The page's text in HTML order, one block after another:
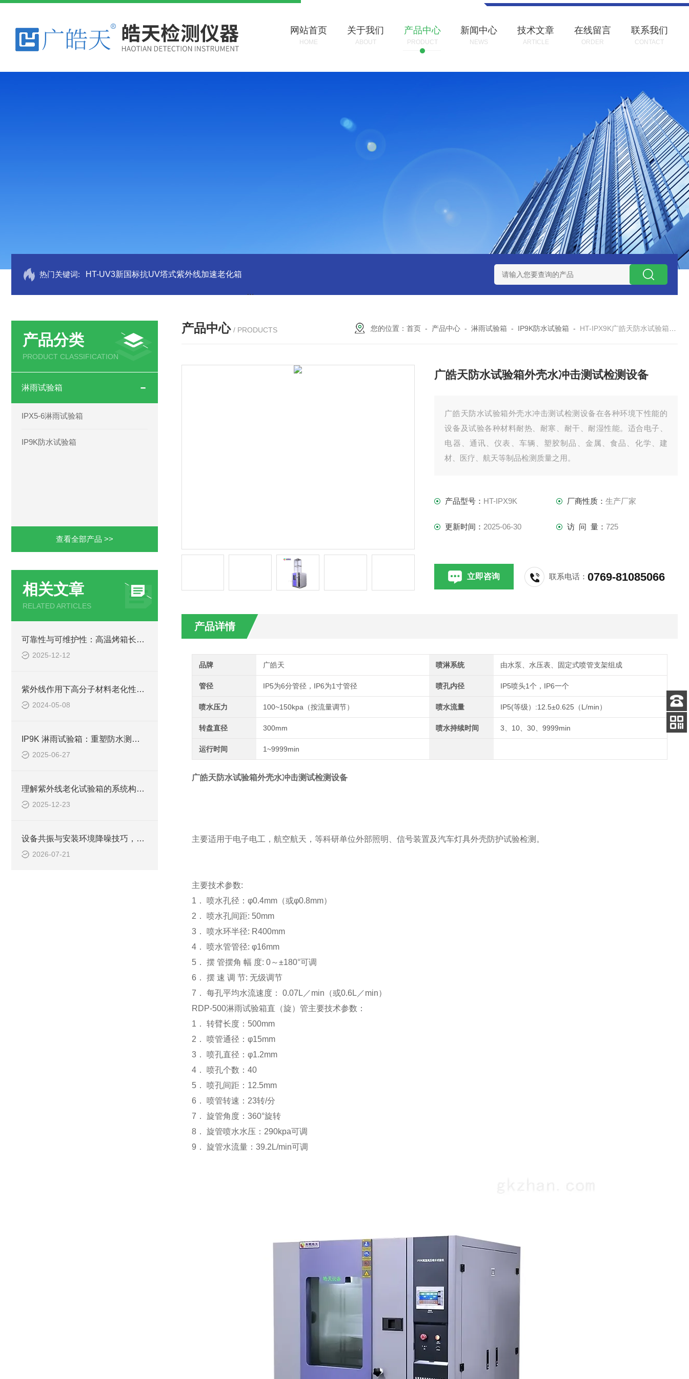
网站首页
HOME
关于我们
ABOUT
产品中心
PRODUCT
新闻中心
NEWS
技术文章
ARTICLE
在线留言
ORDER
联系我们
CONTACT
热门关键词: HT-UV3新国标抗UV塔式紫外线加速老化箱 SH-160广皓天新国标温湿度盐雾试验箱保养维修 SMD-210PF-
产品分类
PRODUCT CLASSIFICATION
淋雨试验箱
IPX5-6淋雨试验箱
IP9K防水试验箱
查看全部产品 >>
相关文章
RELATED ARTICLES
可靠性与可维护性：高温烤箱长期稳定运行的支撑
2025-12-12
紫外线作用下高分子材料老化性能及应对策略
2024-05-08
IP9K 淋雨试验箱：重塑防水测试标准，赋能智能制造品质升级
2025-06-27
理解紫外线老化试验箱的系统构成与保养逻辑
2025-12-23
设备共振与安装环境降噪技巧，解决后期异常噪音叠加问题
2026-07-21
产品中心 / PRODUCTS 您的位置：首页 - 产品中心 -淋雨试验箱 - IP9K防水试验箱 - HT-IPX9K广皓天防水试验箱外壳水冲击测试检测设备
广皓天防水试验箱外壳水冲击测试检测设备
广皓天防水试验箱外壳水冲击测试检测设备在各种环境下性能的
设备及试验各种材料耐热、耐寒、耐干、耐湿性能。适合电子、
电器、通讯、仪表、车辆、塑胶制品、金属、食品、化学、建
材、医疗、航天等制品检测质量之用。
产品型号： HT-IPX9K 厂商性质： 生产厂家
更新时间： 2025-06-30 访 问 量： 725
立即咨询 联系电话：0769-81085066
产品详情
品牌 广皓天 喷淋系统 由水泵、水压表、固定式喷管支架组成
管径 IP5为6分管径，IP6为1寸管径 喷孔内径 IP5喷头1个，IP6一个
喷水压力 100~150kpa（按流量调节） 喷水流量 IP5(等级）:12.5±0.625（L/min）
转盘直径 300mm 喷水持续时间 3、10、30、9999min
运行时间 1~9999min
广皓天防水试验箱外壳水冲击测试检测设备
主要适用于电子电工，航空航天，等科研单位外部照明、信号装置及汽车灯具外壳防护试验检测。
主要技术参数:
1． 喷水孔径：φ0.4mm（或φ0.8mm）
2． 喷水孔间距: 50mm
3． 喷水环半径: R400mm
4． 喷水管管径: φ16mm
5． 摆 管摆角 幅 度: 0～±180°可调
6． 摆 速 调 节: 无级调节
7． 每孔平均水流速度： 0.07L／min（或0.6L／min）
RDP-500淋雨试验箱直（旋）管主要技术参数：
1． 转臂长度：500mm
2． 喷管通径：φ15mm
3． 喷孔直径：φ1.2mm
4． 喷孔个数：40
5． 喷孔间距：12.5mm
6． 喷管转速：23转/分
7． 旋管角度：360°旋转
8． 旋管喷水水压：290kpa可调
9． 旋管水流量：39.2L/min可调
客服
电话